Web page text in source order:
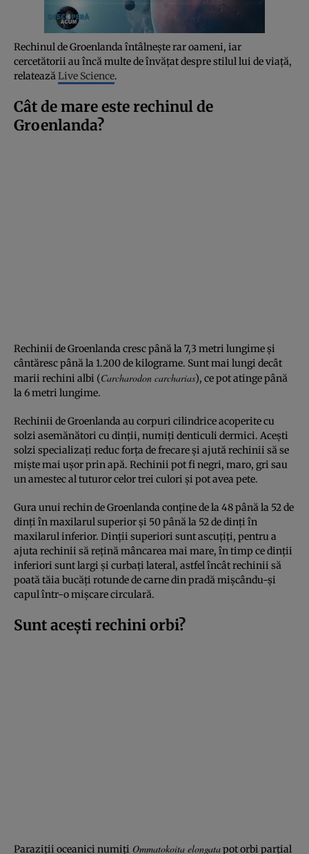
Rechinul de Groenlanda întâlnește rar oameni, iar
cercetătorii au încă multe de învățat despre stilul lui de viață,
relateazăLive Science.
Cât de mare este rechinul de
Groenlanda?
Rechinii de Groenlanda cresc până la 7,3 metri lungime și
cântăresc până la 1.200 de kilograme. Sunt mai lungi decât
marii rechini albi (Carcharodon carcharias), ce pot atinge până
la 6 metri lungime.
Rechinii de Groenlanda au corpuri cilindrice acoperite cu
solzi asemănători cu dinții, numiți denticuli dermici. Acești
solzi specializați reduc forța de frecare și ajută rechinii să se
miște mai ușor prin apă. Rechinii pot fi negri, maro, gri sau
un amestec al tuturor celor trei culori și pot avea pete.
Gura unui rechin de Groenlanda conține de la 48 până la 52 de
dinți în maxilarul superior și 50 până la 52 de dinți în
maxilarul inferior. Dinții superiori sunt ascuțiți, pentru a
ajuta rechinii să rețină mâncarea mai mare, în timp ce dinții
inferiori sunt largi și curbați lateral, astfel încât rechinii să
poată tăia bucăți rotunde de carne din pradă mișcându-și
capul într-o mișcare circulară.
Sunt acești rechini orbi?
Paraziții oceanici numiți Ommatokoita elongatapot orbi parțial